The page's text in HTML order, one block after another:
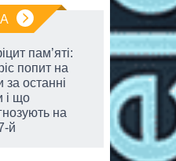
пам’яті:
попит на
за останні
і що
на
й